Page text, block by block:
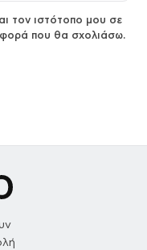
τον ιστότοπο μου σε
φορά που θα σχολιάσω.